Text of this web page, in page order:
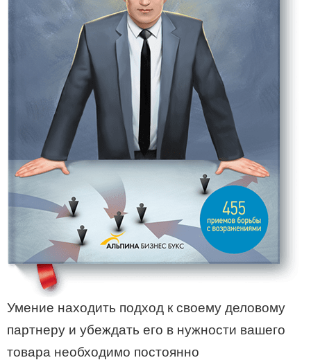
Умение находить подход к своему деловому
партнеру и убеждать его в нужности вашего
товара необходимо постоянно